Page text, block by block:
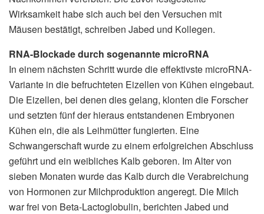
Wirksamkeit habe sich auch bei den Versuchen mit
Mäusen bestätigt, schreiben Jabed und Kollegen.
RNA-Blockade durch sogenannte microRNA
In einem nächsten Schritt wurde die effektivste microRNA-
Variante in die befruchteten Eizellen von Kühen eingebaut.
Die Eizellen, bei denen dies gelang, klonten die Forscher
und setzten fünf der hieraus entstandenen Embryonen
Kühen ein, die als Leihmütter fungierten. Eine
Schwangerschaft wurde zu einem erfolgreichen Abschluss
geführt und ein weibliches Kalb geboren. Im Alter von
sieben Monaten wurde das Kalb durch die Verabreichung
von Hormonen zur Milchproduktion angeregt. Die Milch
war frei von Beta-Lactoglobulin, berichten Jabed und